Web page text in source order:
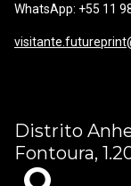
WhatsApp: +55 11
Distrito
Fontoura,